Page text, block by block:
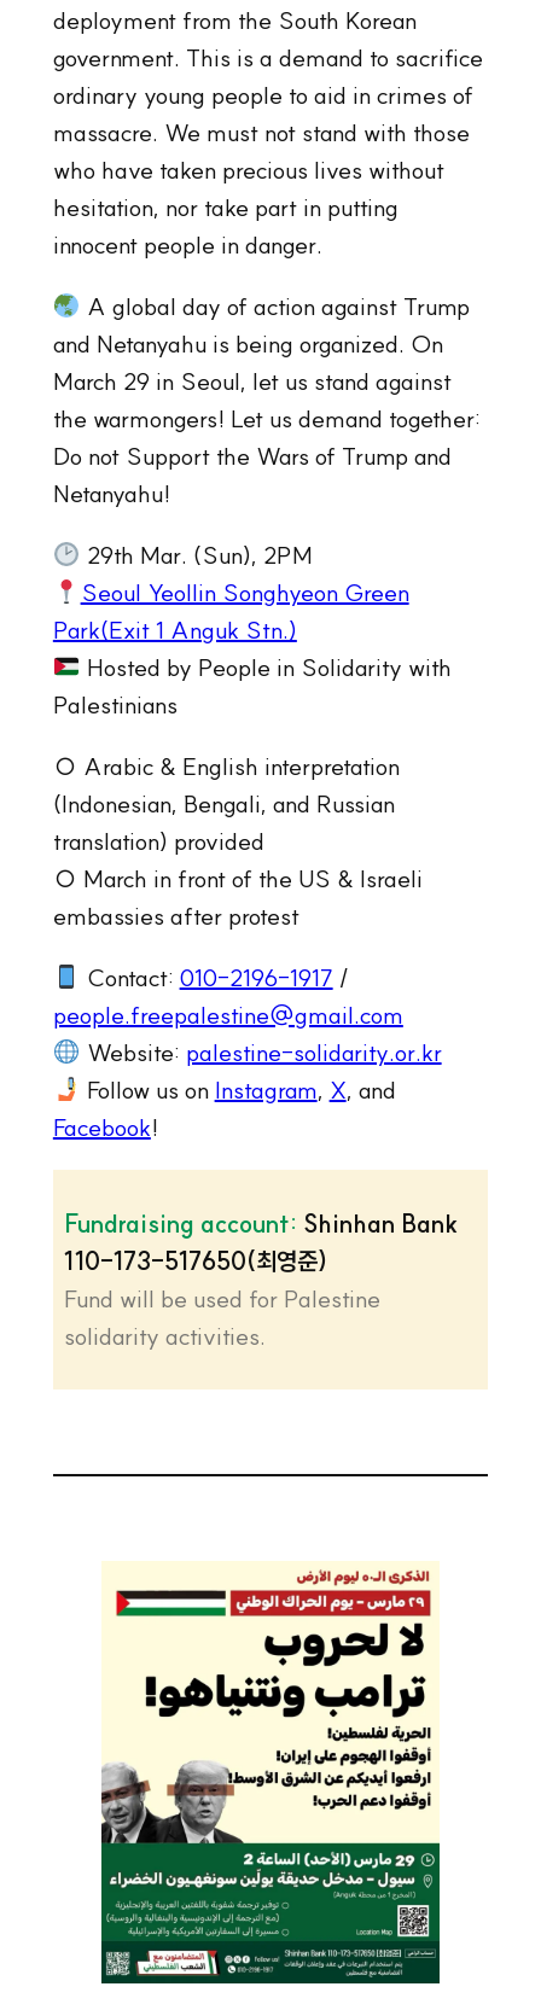
deployment from the South Korean
government. This is a demand to sacrifice
ordinary young people to aid in crimes of
massacre. We must not stand with those
who have taken precious lives without
hesitation, nor take part in putting
innocent people in danger.
A global day of action against Trump
and Netanyahu is being organized. On
March 29 in Seoul, let us stand against
the warmongers! Let us demand together:
Do not Support the Wars of Trump and
Netanyahu!
29th Mar. (Sun), 2PM
Seoul Yeollin Songhyeon Green
Park(Exit 1 Anguk Stn.)
Hosted by People in Solidarity with
Palestinians
○ Arabic & English interpretation
(Indonesian, Bengali, and Russian
translation) provided
○ March in front of the US & Israeli
embassies after protest
Contact: 010-2196-1917 /
people.freepalestine@gmail.com
Website: palestine-solidarity.or.kr
Follow us on Instagram, X, and
Facebook!
Fundraising account: Shinhan Bank
110-173-517650(최영준)
Fund will be used for Palestine
solidarity activities.